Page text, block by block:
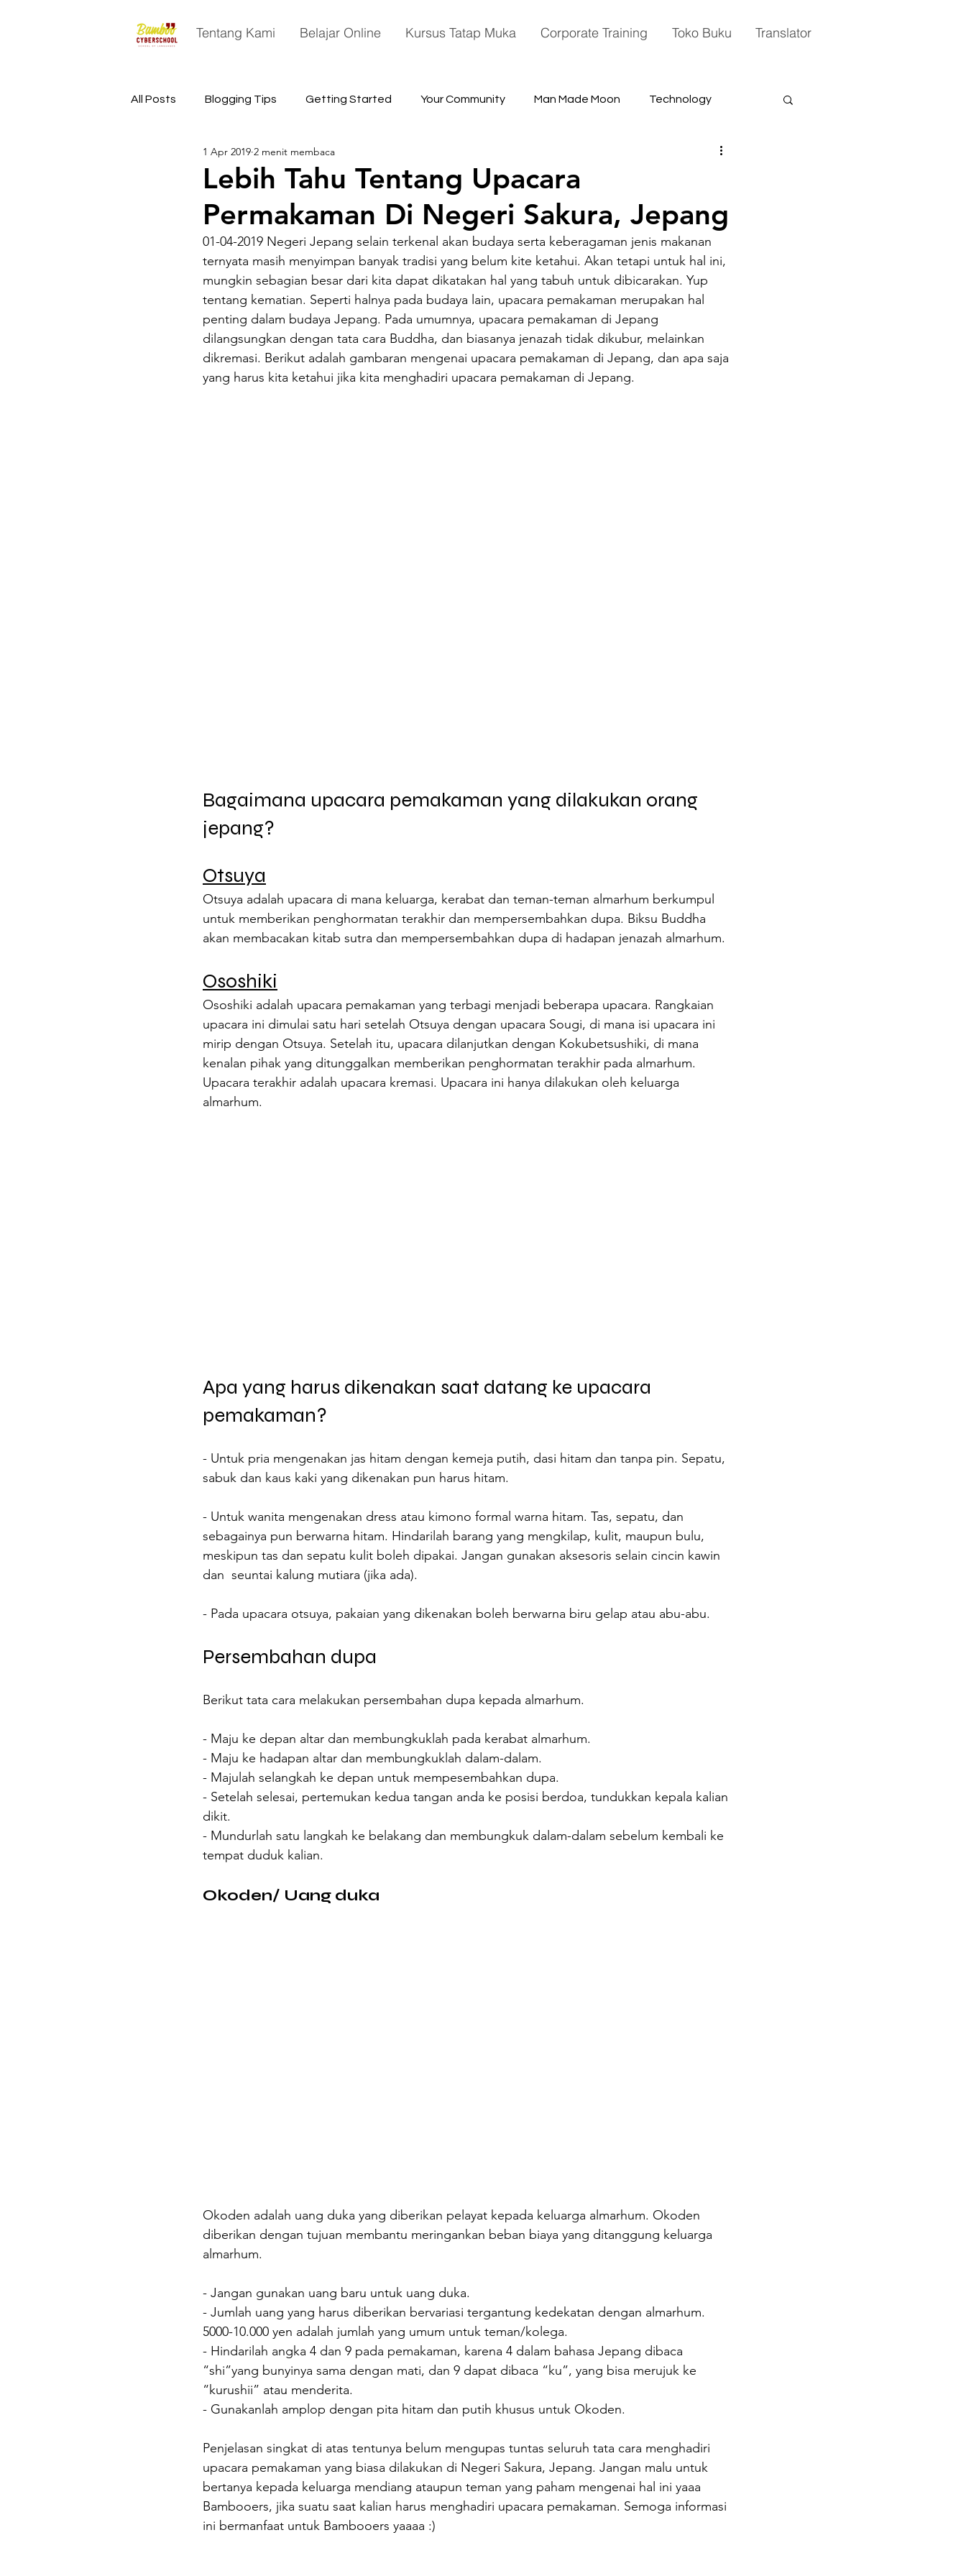
Tentang Kami Belajar Online Kursus Tatap Muka Corporate Training Toko Buku Translator
All Posts Blogging Tips Getting Started Your Community Man Made Moon Technology
Astronomy Space
Lebih Tahu Tentang Upacara
Permakaman Di Negeri Sakura, Jepang
1 Apr 2019 2 menit membaca
01-04-2019 Negeri Jepang selain terkenal akan budaya serta keberagaman jenis makanan
ternyata masih menyimpan banyak tradisi yang belum kite ketahui. Akan tetapi untuk hal ini,
mungkin sebagian besar dari kita dapat dikatakan hal yang tabuh untuk dibicarakan. Yup
tentang kematian. Seperti halnya pada budaya lain, upacara pemakaman merupakan hal
penting dalam budaya Jepang. Pada umumnya, upacara pemakaman di Jepang
dilangsungkan dengan tata cara Buddha, dan biasanya jenazah tidak dikubur, melainkan
dikremasi. Berikut adalah gambaran mengenai upacara pemakaman di Jepang, dan apa saja
yang harus kita ketahui jika kita menghadiri upacara pemakaman di Jepang.
Bagaimana upacara pemakaman yang dilakukan orang
jepang?
Otsuya
Otsuya adalah upacara di mana keluarga, kerabat dan teman-teman almarhum berkumpul
untuk memberikan penghormatan terakhir dan mempersembahkan dupa. Biksu Buddha
akan membacakan kitab sutra dan mempersembahkan dupa di hadapan jenazah almarhum.
Ososhiki
Ososhiki adalah upacara pemakaman yang terbagi menjadi beberapa upacara. Rangkaian
upacara ini dimulai satu hari setelah Otsuya dengan upacara Sougi, di mana isi upacara ini
mirip dengan Otsuya. Setelah itu, upacara dilanjutkan dengan Kokubetsushiki, di mana
kenalan pihak yang ditunggalkan memberikan penghormatan terakhir pada almarhum.
Upacara terakhir adalah upacara kremasi. Upacara ini hanya dilakukan oleh keluarga
almarhum.
Apa yang harus dikenakan saat datang ke upacara
pemakaman?
- Untuk pria mengenakan jas hitam dengan kemeja putih, dasi hitam dan tanpa pin. Sepatu,
sabuk dan kaus kaki yang dikenakan pun harus hitam.
- Untuk wanita mengenakan dress atau kimono formal warna hitam. Tas, sepatu, dan
sebagainya pun berwarna hitam. Hindarilah barang yang mengkilap, kulit, maupun bulu,
meskipun tas dan sepatu kulit boleh dipakai. Jangan gunakan aksesoris selain cincin kawin
dan  seuntai kalung mutiara (jika ada).
- Pada upacara otsuya, pakaian yang dikenakan boleh berwarna biru gelap atau abu-abu.
Persembahan dupa
Berikut tata cara melakukan persembahan dupa kepada almarhum.
- Maju ke depan altar dan membungkuklah pada kerabat almarhum.
- Maju ke hadapan altar dan membungkuklah dalam-dalam.
- Majulah selangkah ke depan untuk mempesembahkan dupa.
- Setelah selesai, pertemukan kedua tangan anda ke posisi berdoa, tundukkan kepala kalian
dikit.
- Mundurlah satu langkah ke belakang dan membungkuk dalam-dalam sebelum kembali ke
tempat duduk kalian.
Okoden/ Uang duka
Okoden adalah uang duka yang diberikan pelayat kepada keluarga almarhum. Okoden
diberikan dengan tujuan membantu meringankan beban biaya yang ditanggung keluarga
almarhum.
- Jangan gunakan uang baru untuk uang duka.
- Jumlah uang yang harus diberikan bervariasi tergantung kedekatan dengan almarhum.
5000-10.000 yen adalah jumlah yang umum untuk teman/kolega.
- Hindarilah angka 4 dan 9 pada pemakaman, karena 4 dalam bahasa Jepang dibaca
“shi”yang bunyinya sama dengan mati, dan 9 dapat dibaca “ku”, yang bisa merujuk ke
“kurushii” atau menderita.
- Gunakanlah amplop dengan pita hitam dan putih khusus untuk Okoden.
Penjelasan singkat di atas tentunya belum mengupas tuntas seluruh tata cara menghadiri
upacara pemakaman yang biasa dilakukan di Negeri Sakura, Jepang. Jangan malu untuk
bertanya kepada keluarga mendiang ataupun teman yang paham mengenai hal ini yaaa
Bambooers, jika suatu saat kalian harus menghadiri upacara pemakaman. Semoga informasi
ini bermanfaat untuk Bambooers yaaaa :)